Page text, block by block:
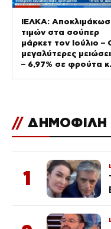
ΙΕΛΚΑ:
τιμών στα σούπερ
μάρκετ τον Ιούλιο –
μεγαλύτερες
– 6,97% σε φρούτα
// ΔΗΜΟΦΙΛΗ
1